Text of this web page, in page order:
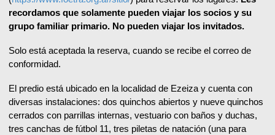
recordamos que solamente pueden viajar los socios y su
grupo familiar primario. No pueden viajar los invitados.
Solo está aceptada la reserva, cuando se recibe el correo de
conformidad.
El predio está ubicado en la localidad de Ezeiza y cuenta con
diversas instalaciones: dos quinchos abiertos y nueve quinchos
cerrados con parrillas internas, vestuario con baños y duchas,
tres canchas de fútbol 11, tres piletas de natación (una para